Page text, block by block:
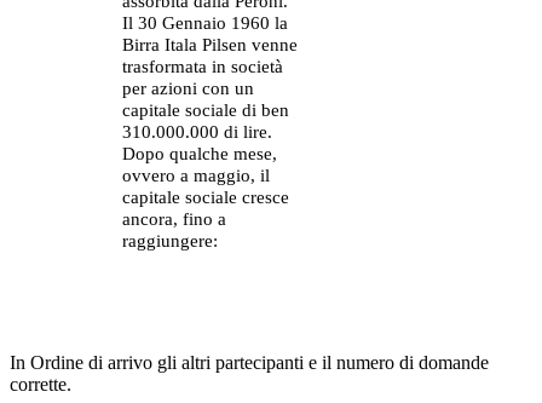
Il 30 Gennaio 1960 la
Birra Itala Pilsen venne
trasformata in società
per azioni con un
capitale sociale di ben
310.000.000 di lire.
Dopo qualche mese,
ovvero a maggio, il
capitale sociale cresce
ancora, fino a
raggiungere:
In Ordine di arrivo gli altri partecipanti e il numero di domande
corrette.